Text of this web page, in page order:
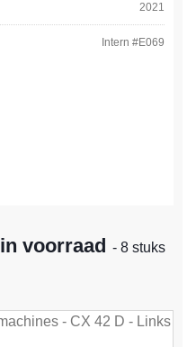
2021
Intern #E069
voorraad - 8 stuks